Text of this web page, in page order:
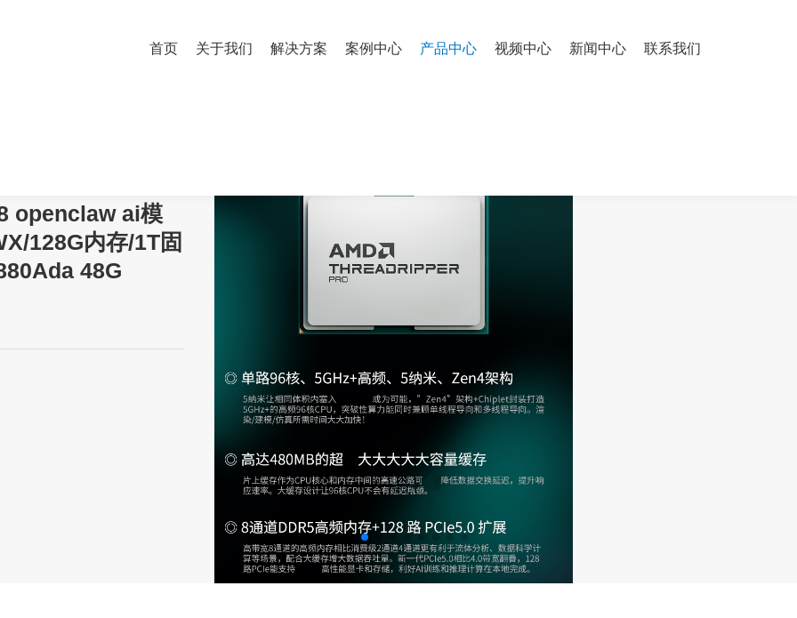
首页 关于我们 解决方案 案例中心 产品中心 视频中心 新闻中心 联系我们
openclaw ai模
128G内存/1T固
48G